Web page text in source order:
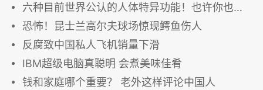
六种目前世界公认的人体特异功能！也许你也可能拥有超能力……
恐怖！昆士兰高尔夫球场惊现鳄鱼伤人
反腐致中国私人飞机销量下滑
IBM超级电脑真聪明 会煮美味佳肴
钱和家庭哪个重要？ 老外这样评论中国人